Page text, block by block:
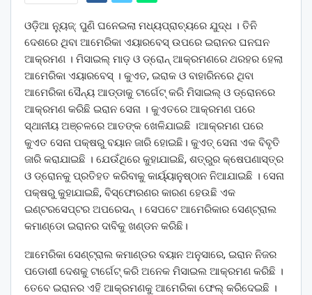
ଓଡ଼ିଆ ନ୍ୟୁଜ୍: ପୁଣି ଘନେଇଲା ମଧ୍ୟପ୍ରାଚ୍ୟରେ ଯୁଦ୍ଧ । ତିନି
ଦେଶରେ ଥିବା ଆମେରିକା ଏୟାରବେସ୍ ଉପରେ ଇରାନର ଘନଘନ
ଆକ୍ରମଣ । ମିସାଇଲ୍ ମାଡ଼ ଓ ଡ୍ରୋନ୍ ଆକ୍ରମଣରେ ଥରହର ହେଲା
ଆମେରିକା ଏୟାରବେସ୍ । କୁଏତ, ଇରାକ ଓ ବାହାରିନରେ ଥିବା
ଆମେରିକା ସୈନ୍ୟ ଆଡ୍ଡାକୁ ଟାର୍ଗେଟ୍ କରି ମିସାଇଲ୍ ଓ ଡ୍ରୋନରେ
ଆକ୍ରମଣ କରିଛି ଇରାନ ସେନା । କୁଏତରେ ଆକ୍ରମଣ ପରେ
ସ୍ଥାନୀୟ ଅଞ୍ଚଳରେ ଆତଙ୍କ ଖେଳିଯାଇଛି ।ଆକ୍ରମଣ ପରେ
କୁଏତ ସେନା ପକ୍ଷରୁ ବୟାନ ଜାରି ହୋଇଛି। କୁଏତ୍ ସେନା ଏକ ବିବୃତି
ଜାରି କରାଯାଇଛି । ଯେଉଁଥିରେ କୁହାଯାଇଛି, ଶତ୍ରୁର କ୍ଷେପଣାସ୍ତ୍ର
ଓ ଡ୍ରୋନକୁ ପ୍ରତିହତ କରିବାକୁ କାର୍ୟ୍ୟାନୁଷ୍ଠାନ ନିଆଯାଇଛି । ସେନା
ପକ୍ଷରୁ କୁହାଯାଇଛି, ବିସ୍ଫୋରଣର କାରଣ ହେଉଛି ଏକ
ଇଣ୍ଟରସେପ୍ଟର ଅପରେସନ୍ । ସେପଟେ ଆମେରିକାର ସେଣ୍ଟ୍ରାଲ
କମାଣ୍ଡୋ ଇରାନର ଦାବିକୁ ଖଣ୍ଡନ କରିଛି।
ଆମେରିକା ସେଣ୍ଟ୍ରାଲ କମାଣ୍ଡର ବୟାନ ଅନୁସାରେ, ଇରାନ ନିଜର
ପଡୋଶୀ ଦେଶକୁ ଟାର୍ଗେଟ୍ କରି ଅନେକ ମିସାଇଲ ଆକ୍ରମଣ କରିଛି ।
ତେବେ ଇରାନର ଏହି ଆକ୍ରମଣକୁ ଆମେରିକା ଫେଲ୍ କରିଦେଇଛି ।